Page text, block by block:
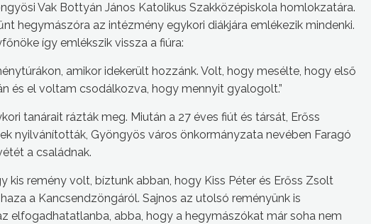
Vak Bottyán János Katolikus Szakközépiskola homlokzatára.
hegymászóra az intézmény egykori diákjára emlékezik mindenki.
így emlékszik vissza a fiúra:
amikor idekerült hozzánk. Volt, hogy mesélte, hogy első
és el voltam csodálkozva, hogy mennyit gyalogolt.”
tanárait rázták meg. Miután a 27 éves fiút és társát, Erőss
nyilvánították, Gyöngyös város önkormányzata nevében Faragó
a családnak.
kis remény volt, bíztunk abban, hogy Kiss Péter és Erőss Zsolt
a Kancsendzöngáról. Sajnos az utolsó reményünk is
elfogadhatatlanba, abba, hogy a hegymászókat már soha nem